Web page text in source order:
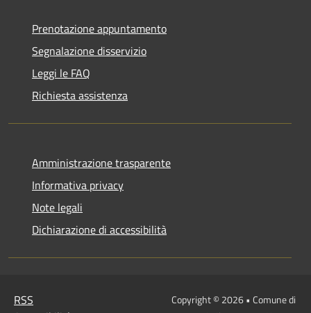
Prenotazione appuntamento
Segnalazione disservizio
Leggi le FAQ
Richiesta assistenza
Amministrazione trasparente
Informativa privacy
Note legali
Dichiarazione di accessibilità
RSS
Copyright © 2026 • Comune di